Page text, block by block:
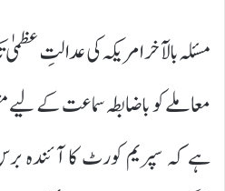
مسئلہ بالآخر امریکہ کی عدالتِ
معاملے کو باضابطہ سماعت کے لیے
ہے کہ سپریم کورٹ کا آئندہ